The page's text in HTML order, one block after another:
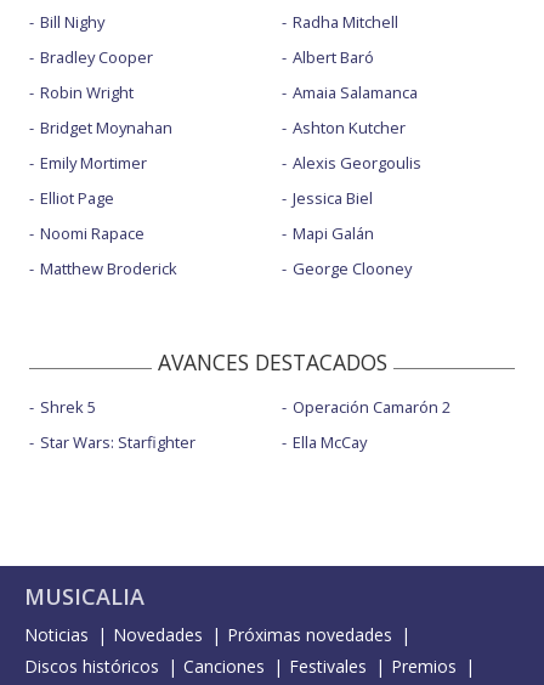
Bill Nighy
Bradley Cooper
Robin Wright
Bridget Moynahan
Emily Mortimer
Elliot Page
Noomi Rapace
Matthew Broderick
Radha Mitchell
Albert Baró
Amaia Salamanca
Ashton Kutcher
Alexis Georgoulis
Jessica Biel
Mapi Galán
George Clooney
AVANCES DESTACADOS
Shrek 5
Star Wars: Starfighter
Operación Camarón 2
Ella McCay
MUSICALIA
Noticias Novedades
Próximas novedades
Discos históricos
Canciones Festivales
Premios